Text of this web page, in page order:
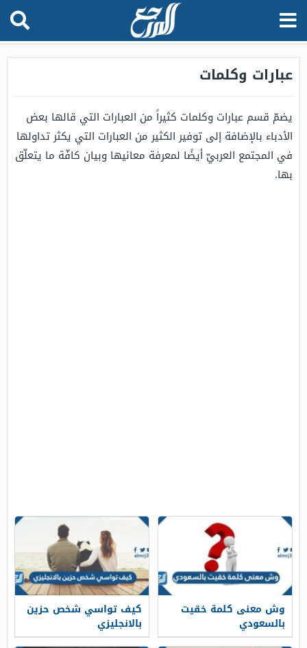
عبارات وكلمات
يضمّ قسم عبارات وكلمات كثيراً من العبارات التي قالها بعض
الأدباء بالإضافة إلى توفير الكثير من العبارات التي يكثر تداولها
في المجتمع العربيّ أيضًا لمعرفة معانيها وبيان كافّة ما يتعلّق
بها.
وش معنى كلمة خقيت
بالسعودي
كيف تواسي شخص حزين
بالانجليزي